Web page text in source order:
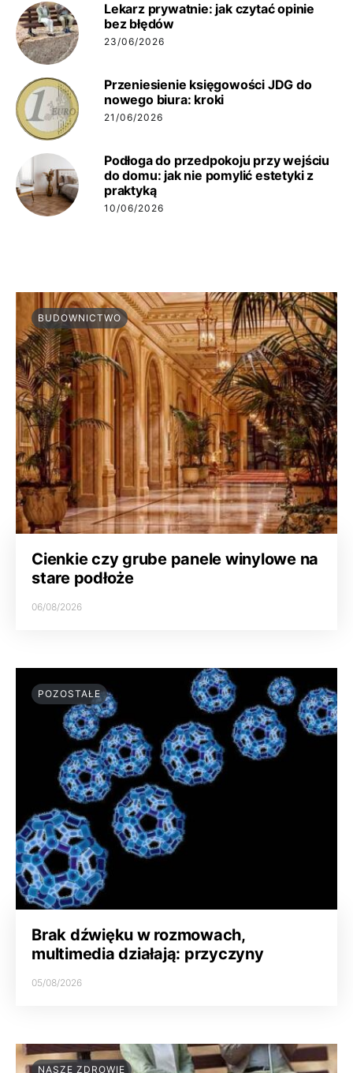
Lekarz prywatnie: jak czytać opinie
bez błędów
23/06/2026
Przeniesienie księgowości JDG do
nowego biura: kroki
21/06/2026
Podłoga do przedpokoju przy wejściu
do domu: jak nie pomylić estetyki z
praktyką
10/06/2026
BUDOWNICTWO
Cienkie czy grube panele winylowe na
stare podłoże
06/08/2026
POZOSTAŁE
Brak dźwięku w rozmowach,
multimedia działają: przyczyny
05/08/2026
NASZE ZDROWIE